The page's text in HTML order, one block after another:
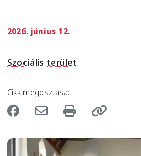
2026. június 12.
Szociális terület
Cikk megosztása:
Image